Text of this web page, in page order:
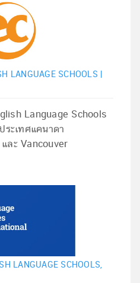
LANGUAGE SCHOOLS |
Language Schools
ระเทศแคนาดา
ละ Vancouver
LANGUAGE SCHOOLS,